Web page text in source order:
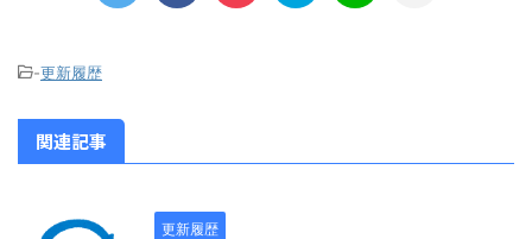
-更新履歴
関連記事
更新履歴